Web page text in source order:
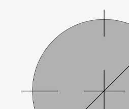
Контакты